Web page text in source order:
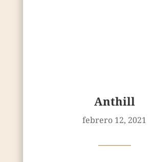
Anthill
febrero 12, 2021
————